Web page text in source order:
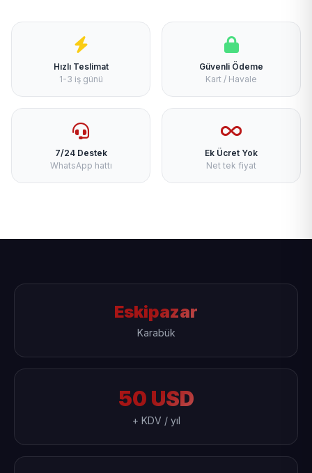
Hızlı Teslimat
1-3 iş günü
Güvenli Ödeme
Kart / Havale
7/24 Destek
WhatsApp hattı
Ek Ücret Yok
Net tek fiyat
Eskipazar
Karabük
50 USD
+ KDV / yıl